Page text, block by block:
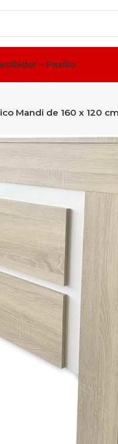
– Pasillo
Mandi de 160 x 120